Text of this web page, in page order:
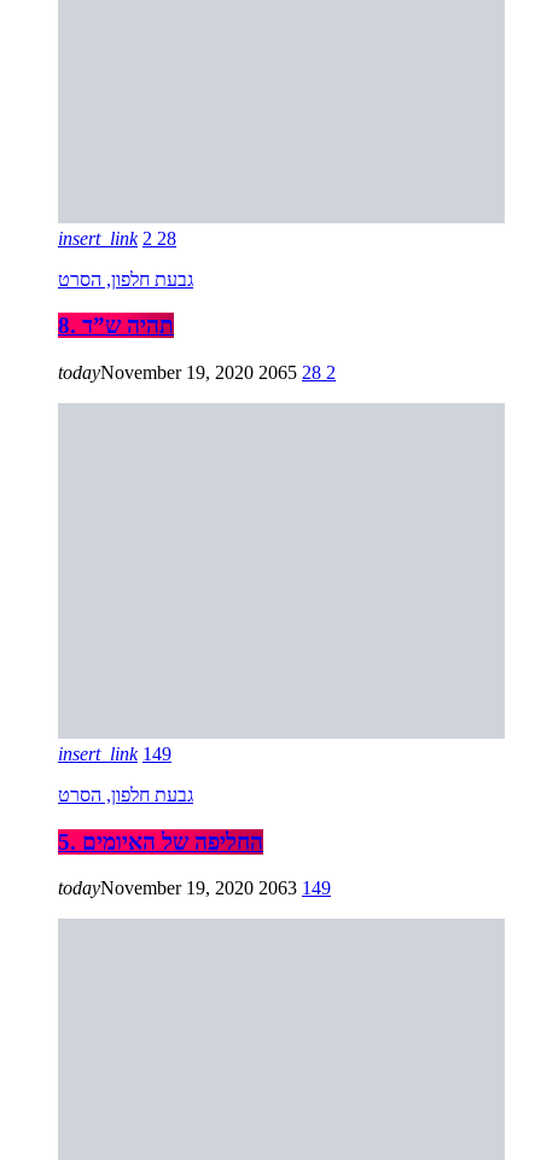
insert_link 2 28
גבעת חלפון, הסרט
8. תהיה ש”ד
todayNovember 19, 2020 2065 28 2
insert_link 149
גבעת חלפון, הסרט
5. החליפה של האיומים
todayNovember 19, 2020 2063 149